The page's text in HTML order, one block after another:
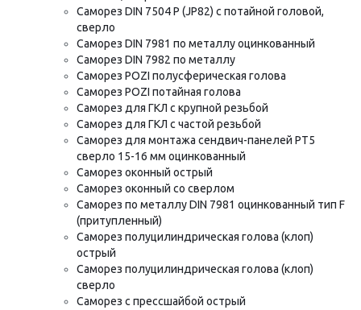
Саморез DIN 7504 P (JP82) с потайной головой,
сверло
Саморез DIN 7981 по металлу оцинкованный
Саморез DIN 7982 по металлу
Саморез POZI полусферическая голова
Саморез POZI потайная голова
Саморез для ГКЛ с крупной резьбой
Саморез для ГКЛ с частой резьбой
Саморез для монтажа сендвич-панелей РТ5
сверло 15-16 мм оцинкованный
Саморез оконный острый
Саморез оконный со сверлом
Саморез по металлу DIN 7981 оцинкованный тип F
(притупленный)
Саморез полуцилиндрическая голова (клоп)
острый
Саморез полуцилиндрическая голова (клоп)
сверло
Саморез с прессшайбой острый